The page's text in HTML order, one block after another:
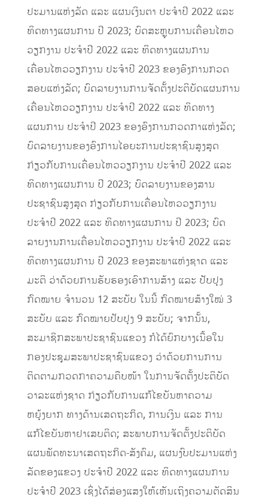
ປະມານແຫ່ງລັດ ແລະ ແຜນເງິນຕາ ປະຈຳປີ 2022 ແລະ
ທິດທາງແຜນການ ປີ 2023; ບົດສະຫຼຸບການເຄື່ອນໄຫວ
ວຽກງານ ປະຈຳປີ 2022 ແລະ ທິດທາງແຜນການ
ເຄື່ອນໄຫວວຽກງານ ປະຈຳປີ 2023 ຂອງອົງການກວດ
ສອບແຫ່ງລັດ; ບົດລາຍງານການຈັດຕັ້ງປະຕິບັດແຜນການ
ເຄື່ອນໄຫວວຽກງານ ປະຈຳປີ 2022 ແລະ ທິດທາງ
ແຜນການ ປະຈຳປີ 2023 ຂອງອົງການກວດກາແຫ່ງລັດ;
ບົດລາຍງານຂອງອົງການໄອຍະການປະຊາຊົນສູງສຸດ
ກ່ຽວກັບການເຄື່ອນໄຫວວຽກງານ ປະຈຳປີ 2022 ແລະ
ທິດທາງແຜນການ ປີ 2023; ບົດລາຍງານຂອງສານ
ປະຊາຊົນສູງສຸດ ກ່ຽວກັບການເຄື່ອນໄຫວວຽກງານ
ປະຈຳປີ 2022 ແລະ ທິດທາງແຜນການ ປີ 2023; ບົດ
ລາຍງານການເຄື່ອນໄຫວວຽກງານ ປະຈຳປີ 2022 ແລະ
ທິດທາງແຜນການ ປີ 2023 ຂອງສະພາແຫ່ງຊາດ ແລະ
ມະຕິ ວ່າດ້ວຍການຮັບຮອງເອົາການສ້າງ ແລະ ປັບປຸງ
ກົດໝາຍ ຈໍານວນ 12 ສະບັບ ໃນນີ້ ກົດໝາຍສ້າງໃໝ່ 3
ສະບັບ ແລະ ກົດໝາຍປັບປຸງ 9 ສະບັບ; ຈາກນັ້ນ,
ສະມາຊິກສະພາປະຊາຊົນແຂວງ ກໍໄດ້ຍົກບາງເນື້ອໃນ
ກອງປະຊຸມສະພາປະຊາຊົນແຂວງ ວ່າດ້ວຍການການ
ຕິດຕາມກວດກາຄວາມຄືບໜ້າ ໃນການຈັດຕັ້ງປະຕິບັດ
ວາລະແຫ່ງຊາດ ກ່ຽວກັບການແກ້ໄຂບັນຫາຄວາມ
ຫຍຸ້ງຍາກ ທາງດ້ານເສດຖະກິດ, ການເງິນ ແລະ ການ
ແກ້ໄຂບັນຫາຢາເສບຕິດ; ສະພາບການຈັດຕັ້ງປະຕິບັດ
ແຜນພັດທະນາເສດຖະກິດ-ສັງຄົມ, ແຜນງົບປະມານແຫ່ງ
ລັດຂອງແຂວງ ປະຈໍາປີ 2022 ແລະ ທິດທາງແຜນການ
ປະຈໍາປີ 2023 ເຊິ່ງໄດ້ສ່ອງແສງໃຫ້ເຫັນເຖິງຄວາມຕັດສິນ